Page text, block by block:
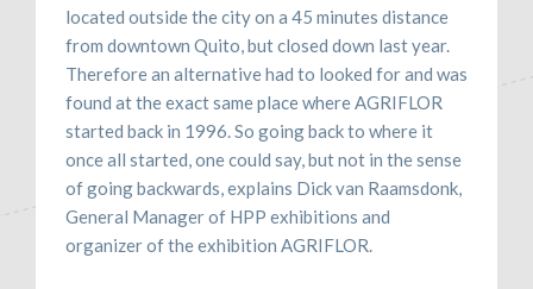
located outside the city on a 45 minutes distance
from downtown Quito, but closed down last year.
Therefore an alternative had to looked for and was
found at the exact same place where AGRIFLOR
started back in 1996. So going back to where it
once all started, one could say, but not in the sense
of going backwards, explains Dick van Raamsdonk,
General Manager of HPP exhibitions and
organizer of the exhibition AGRIFLOR.